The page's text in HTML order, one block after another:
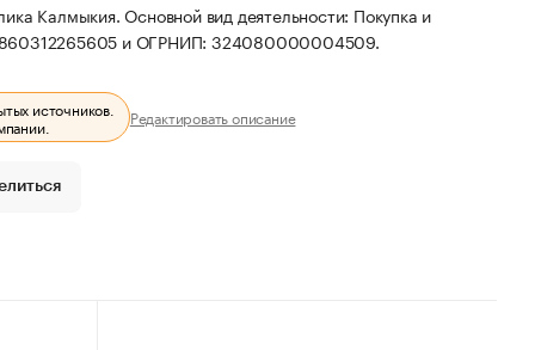
Калмыкия. Основной вид деятельности: Покупка и
860312265605 и ОГРНИП: 324080000004509.
источников.
Редактировать описание